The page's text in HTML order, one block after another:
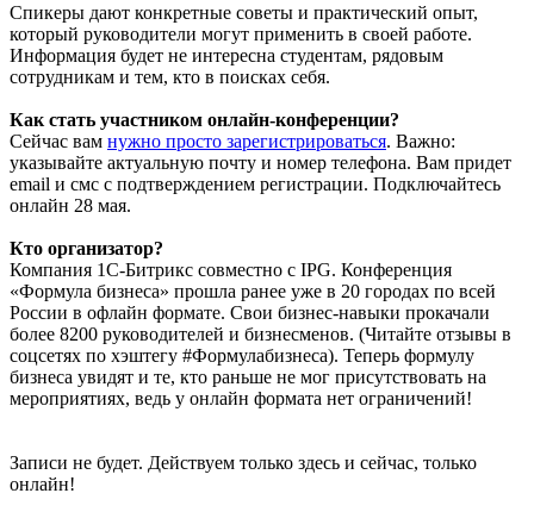
Спикеры дают конкретные советы и практический опыт,
который руководители могут применить в своей работе.
Информация будет не интересна студентам, рядовым
сотрудникам и тем, кто в поисках себя.
Как стать участником онлайн-конференции?
Сейчас вам нужно просто зарегистрироваться. Важно:
указывайте актуальную почту и номер телефона. Вам придет
email и смс с подтверждением регистрации. Подключайтесь
онлайн 28 мая.
Кто организатор?
Компания 1С-Битрикс совместно с IPG. Конференция
«Формула бизнеса» прошла ранее уже в 20 городах по всей
России в офлайн формате. Свои бизнес-навыки прокачали
более 8200 руководителей и бизнесменов. (Читайте отзывы в
соцсетях по хэштегу #Формулабизнеса). Теперь формулу
бизнеса увидят и те, кто раньше не мог присутствовать на
мероприятиях, ведь у онлайн формата нет ограничений!
Записи не будет. Действуем только здесь и сейчас, только
онлайн!